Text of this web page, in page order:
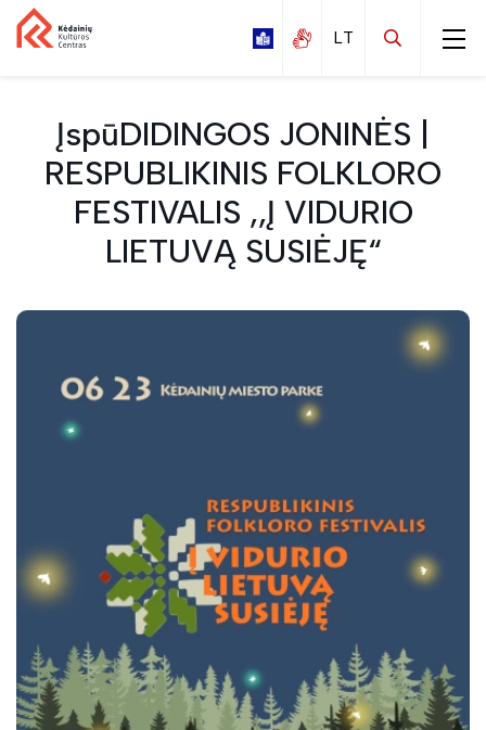
Kalnaberžės
Labūnavos
ĮspūDIDINGOS JONINĖS |
RESPUBLIKINIS FOLKLORO
FESTIVALIS ,,Į VIDURIO
LIETUVĄ SUSIĖJĘ“